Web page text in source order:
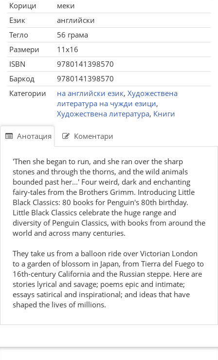
Корици
меки
Език
английски
Тегло
56 грама
Размери
11x16
ISBN
9780141398570
Баркод
9780141398570
Категории
на английски език, Художествена
литература на чужди езици,
Художествена литература, Книги
Анотация Коментари
'Then she began to run, and she ran over the sharp
stones and through the thorns, and the wild animals
bounded past her...' Four weird, dark and enchanting
fairy-tales from the Brothers Grimm. Introducing Little
Black Classics: 80 books for Penguin's 80th birthday.
Little Black Classics celebrate the huge range and
diversity of Penguin Classics, with books from around the
world and across many centuries.
They take us from a balloon ride over Victorian London
to a garden of blossom in Japan, from Tierra del Fuego to
16th-century California and the Russian steppe. Here are
stories lyrical and savage; poems epic and intimate;
essays satirical and inspirational; and ideas that have
shaped the lives of millions.